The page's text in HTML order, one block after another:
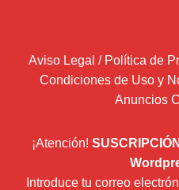
Aviso Legal / Política de
Condiciones de Uso y
Anuncios
¡Atención!
Introduce tu correo